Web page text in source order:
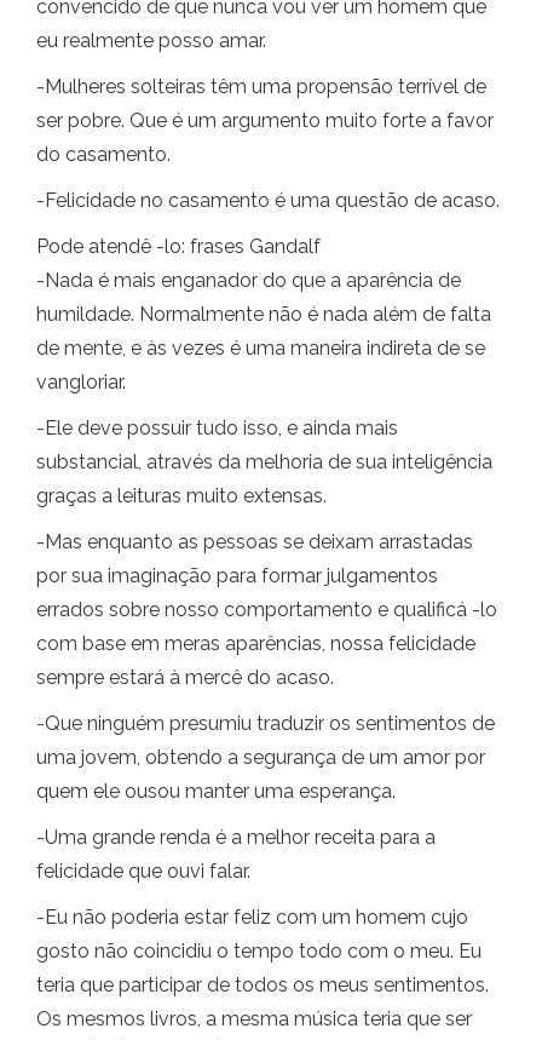
convencido de que nunca vou ver um homem que
eu realmente posso amar.
-Mulheres solteiras têm uma propensão terrível de
ser pobre. Que é um argumento muito forte a favor
do casamento.
-Felicidade no casamento é uma questão de acaso.
Pode atendê -lo: frases Gandalf
-Nada é mais enganador do que a aparência de
humildade. Normalmente não é nada além de falta
de mente, e às vezes é uma maneira indireta de se
vangloriar.
-Ele deve possuir tudo isso, e ainda mais
substancial, através da melhoria de sua inteligência
graças a leituras muito extensas.
-Mas enquanto as pessoas se deixam arrastadas
por sua imaginação para formar julgamentos
errados sobre nosso comportamento e qualificá -lo
com base em meras aparências, nossa felicidade
sempre estará à mercê do acaso.
-Que ninguém presumiu traduzir os sentimentos de
uma jovem, obtendo a segurança de um amor por
quem ele ousou manter uma esperança.
-Uma grande renda é a melhor receita para a
felicidade que ouvi falar.
-Eu não poderia estar feliz com um homem cujo
gosto não coincidiu o tempo todo com o meu. Eu
teria que participar de todos os meus sentimentos.
Os mesmos livros, a mesma música teria que ser